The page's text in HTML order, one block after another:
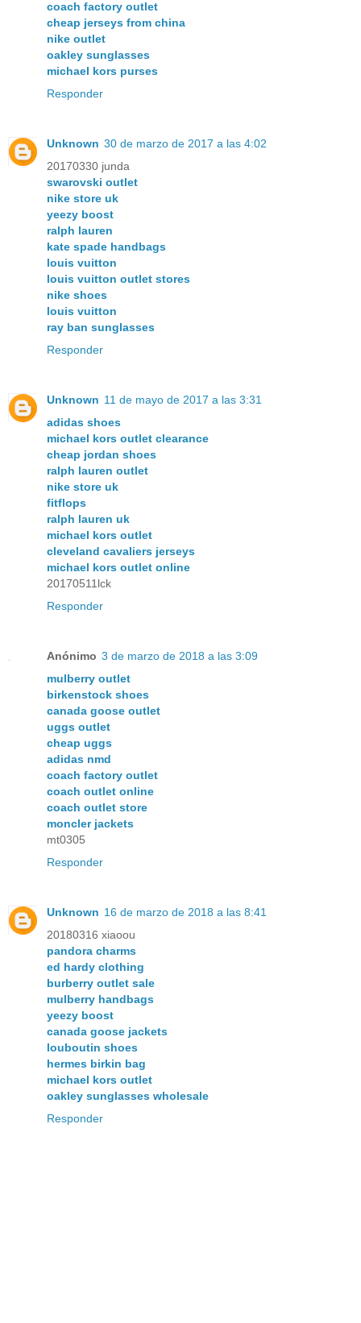
coach factory outlet
cheap jerseys from china
nike outlet
oakley sunglasses
michael kors purses
Responder
Unknown 30 de marzo de 2017 a las 4:02
20170330 junda
swarovski outlet
nike store uk
yeezy boost
ralph lauren
kate spade handbags
louis vuitton
louis vuitton outlet stores
nike shoes
louis vuitton
ray ban sunglasses
Responder
Unknown 11 de mayo de 2017 a las 3:31
adidas shoes
michael kors outlet clearance
cheap jordan shoes
ralph lauren outlet
nike store uk
fitflops
ralph lauren uk
michael kors outlet
cleveland cavaliers jerseys
michael kors outlet online
20170511lck
Responder
Anónimo 3 de marzo de 2018 a las 3:09
mulberry outlet
birkenstock shoes
canada goose outlet
uggs outlet
cheap uggs
adidas nmd
coach factory outlet
coach outlet online
coach outlet store
moncler jackets
mt0305
Responder
Unknown 16 de marzo de 2018 a las 8:41
20180316 xiaoou
pandora charms
ed hardy clothing
burberry outlet sale
mulberry handbags
yeezy boost
canada goose jackets
louboutin shoes
hermes birkin bag
michael kors outlet
oakley sunglasses wholesale
Responder